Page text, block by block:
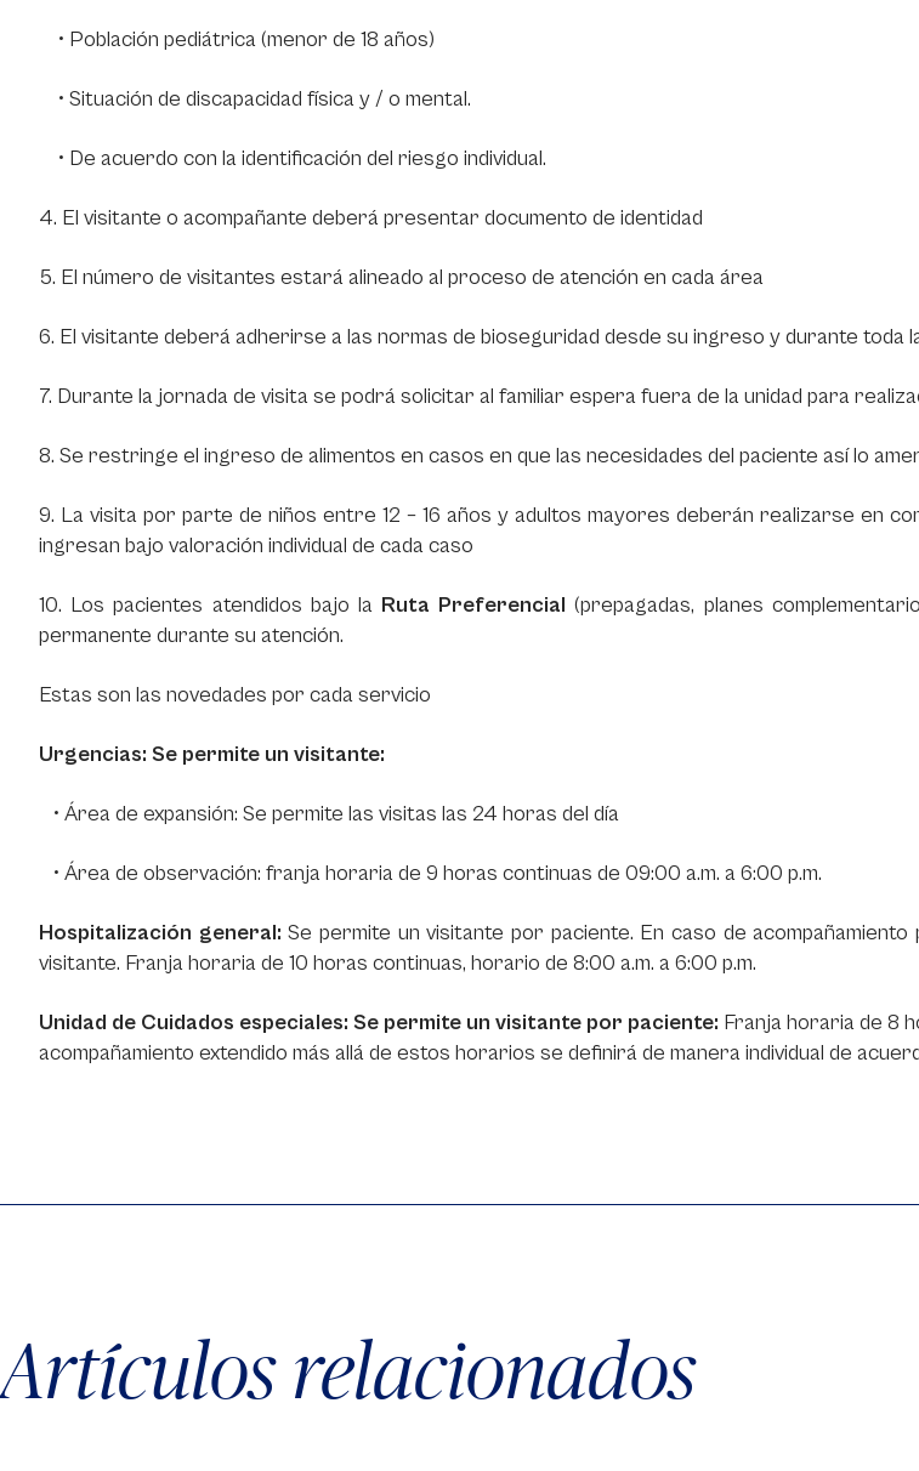
• Población pediátrica (menor de 18 años)
• Situación de discapacidad física y / o mental.
• De acuerdo con la identificación del riesgo individual.
4. El visitante o acompañante deberá presentar documento de identidad
5. El número de visitantes estará alineado al proceso de atención en cada área
6. El visitante deberá adherirse a las normas de bioseguridad desde su ingreso y durante toda
7. Durante la jornada de visita se podrá solicitar al familiar espera fuera de la unidad para
8. Se restringe el ingreso de alimentos en casos en que las necesidades del paciente así lo
9. La visita por parte de niños entre 12 – 16 años y adultos mayores deberán realizarse en
ingresan bajo valoración individual de cada caso
10. Los pacientes atendidos bajo la Ruta Preferencial (prepagadas, planes
permanente durante su atención.
Estas son las novedades por cada servicio
Urgencias: Se permite un visitante:
• Área de expansión: Se permite las visitas las 24 horas del día
• Área de observación: franja horaria de 9 horas continuas de 09:00 a.m. a 6:00 p.m.
Hospitalización general:Se permite un visitante por paciente. En caso de
visitante. Franja horaria de 10 horas continuas, horario de 8:00 a.m. a 6:00 p.m.
Unidad de Cuidados especiales: Se permite un visitante por paciente: Franja horaria de 8
acompañamiento extendido más allá de estos horarios se definirá de manera individual de
Artículos relacionados